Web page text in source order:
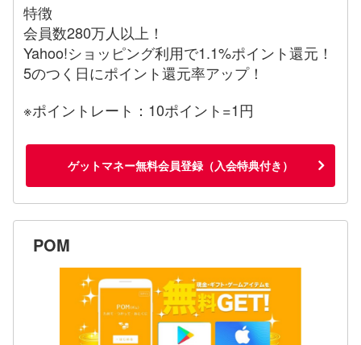
特徴
会員数280万人以上！
Yahoo!ショッピング利用で1.1%ポイント還元！
5のつく日にポイント還元率アップ！
※ポイントレート：10ポイント=1円
ゲットマネー無料会員登録（入会特典付き）
POM